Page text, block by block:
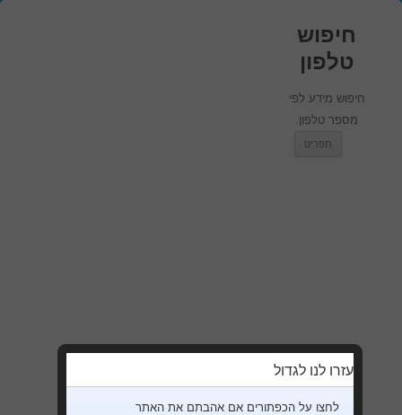
חיפוש
טלפון
חיפוש מידע לפי
מספר טלפון.
תפריט
עזרו לנו לגדול
לחצו על הכפתורים אם אהבתם את האתר